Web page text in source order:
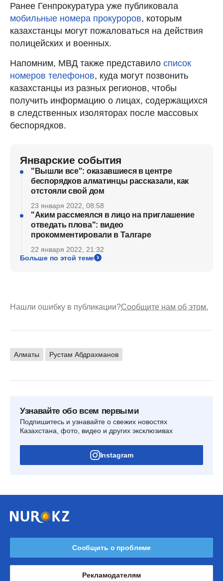
Ранее Генпрокуратура уже публиковала
мобильные номера прокуроров, которым
казахстанцы могут пожаловаться на действия
полицейских и военных.
Напомним, МВД также представило список
номеров телефонов, куда могут позвонить
казахстанцы из разных регионов, чтобы
получить информацию о лицах, содержащихся
в следственных изоляторах после массовых
беспорядков.
Январские события
"Вышли все": оказавшиеся в центре
беспорядков алматинцы рассказали, как
отстояли свой дом
23 января 2022, 08:58
"Аким рассмеялся в лицо на приглашение
отведать плова": видео
прокомментировали в Талгаре
22 января 2022, 21:32
Больше по этой теме
Нашли ошибку в публикации?Сообщите нам об этом.
Алматы Рустам Абдрахманов
Узнавайте обо всем первыми
Подпишитесь и узнавайте о свежих новостях
Казахстана, фото, видео и других эксклюзивах
Instagram
Сообщить о проблеме
Рекламодателям